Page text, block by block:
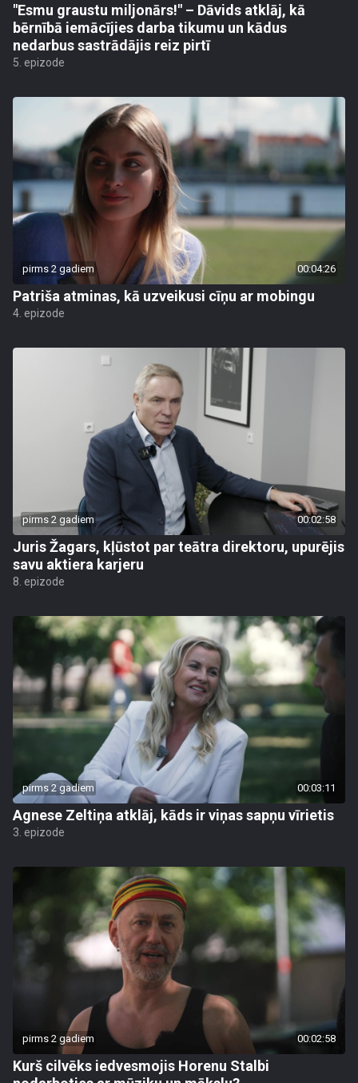
"Esmu graustu miljonārs!" – Dāvids atklāj, kā
bērnībā iemācījies darba tikumu un kādus
nedarbus sastrādājis reiz pirtī
5. epizode
pirms 2 gadiem 00:04:26
Patriša atminas, kā uzveikusi cīņu ar mobingu
4. epizode
pirms 2 gadiem 00:02:58
Juris Žagars, kļūstot par teātra direktoru, upurējis
savu aktiera karjeru
8. epizode
pirms 2 gadiem 00:03:11
Agnese Zeltiņa atklāj, kāds ir viņas sapņu vīrietis
3. epizode
pirms 2 gadiem 00:02:58
Kurš cilvēks iedvesmojis Horenu Stalbi